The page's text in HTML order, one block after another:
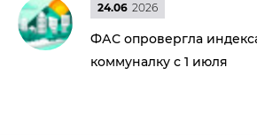
24.06 2026
ФАС опровергла
коммуналку с 1 июля